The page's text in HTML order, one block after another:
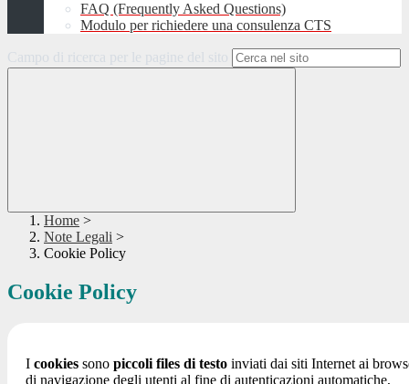
FAQ (Frequently Asked Questions)
Modulo per richiedere una consulenza CTS
Campo di ricerca per le pagine del sito
Home >
Note Legali >
Cookie Policy
Cookie Policy
I cookies sono piccoli files di testo inviati dai siti Internet ai
di navigazione degli utenti al fine di autenticazioni automatiche,